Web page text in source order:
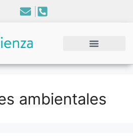
ambientales